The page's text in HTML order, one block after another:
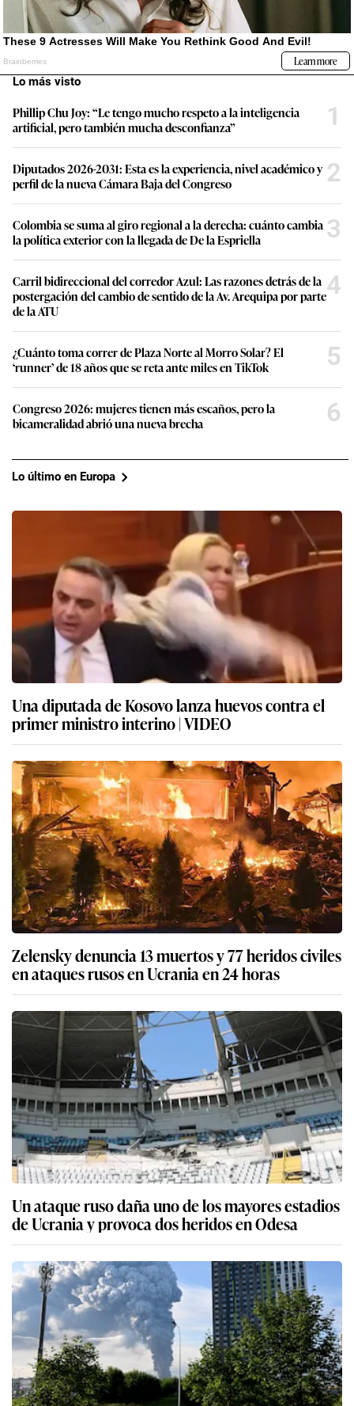
Lo más visto
Phillip Chu Joy: “Le tengo mucho respeto a la inteligencia
artificial, pero también mucha desconfianza”
1
Diputados 2026-2031: Esta es la experiencia, nivel académico y
perfil de la nueva Cámara Baja del Congreso
2
Colombia se suma al giro regional a la derecha: cuánto cambia
la política exterior con la llegada de De la Espriella
3
Carril bidireccional del corredor Azul: Las razones detrás de la
postergación del cambio de sentido de la Av. Arequipa por parte
de la ATU
4
¿Cuánto toma correr de Plaza Norte al Morro Solar? El
‘runner’ de 18 años que se reta ante miles en TikTok
5
Congreso 2026: mujeres tienen más escaños, pero la
bicameralidad abrió una nueva brecha
6
Lo último en Europa
Una diputada de Kosovo lanza huevos contra el
primer ministro interino | VIDEO
Zelensky denuncia 13 muertos y 77 heridos civiles
en ataques rusos en Ucrania en 24 horas
Un ataque ruso daña uno de los mayores estadios
de Ucrania y provoca dos heridos en Odesa